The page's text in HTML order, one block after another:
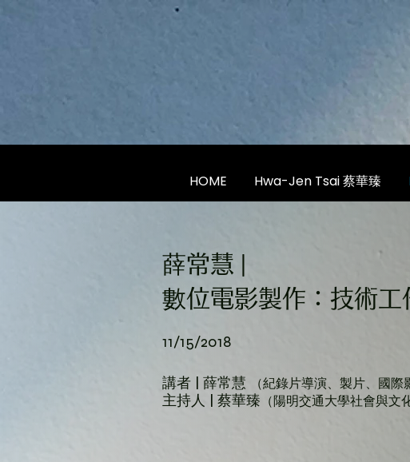
HOME Hwa-Jen Tsai 蔡華臻
薛常慧
數位電影製作：技術工
11/15/2018
講者 | 薛常慧 （紀錄片導演、製片、國際
主持人 | 蔡華臻 （陽明交通大學社會與文